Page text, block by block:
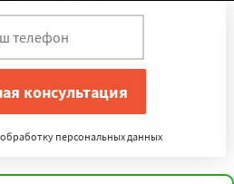
персональных данных